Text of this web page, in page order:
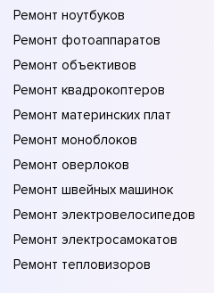
Ремонт ноутбуков
Ремонт фотоаппаратов
Ремонт объективов
Ремонт квадрокоптеров
Ремонт материнских плат
Ремонт моноблоков
Ремонт оверлоков
Ремонт швейных машинок
Ремонт электровелосипедов
Ремонт электросамокатов
Ремонт тепловизоров